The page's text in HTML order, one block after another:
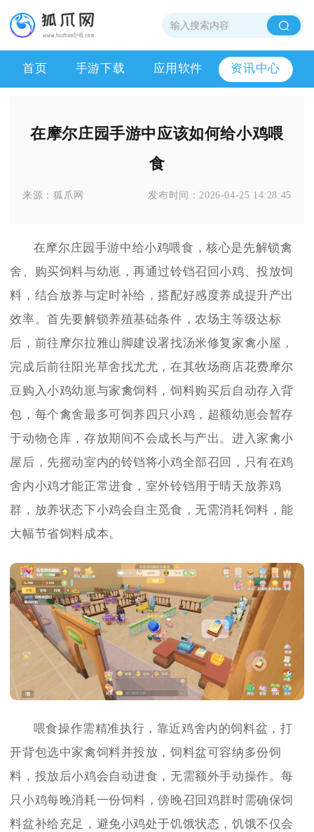
首页 手游下载 应用软件 资讯中心
在摩尔庄园手游中应该如何给小鸡喂
食
来源：狐爪网 发布时间：2026-04-25 14:28:45
在摩尔庄园手游中给小鸡喂食，核心是先解锁禽
舍、购买饲料与幼崽，再通过铃铛召回小鸡、投放饲
料，结合放养与定时补给，搭配好感度养成提升产出
效率。首先要解锁养殖基础条件，农场主等级达标
后，前往摩尔拉雅山脚建设署找汤米修复家禽小屋，
完成后前往阳光草舍找尤尤，在其牧场商店花费摩尔
豆购入小鸡幼崽与家禽饲料，饲料购买后自动存入背
包，每个禽舍最多可饲养四只小鸡，超额幼崽会暂存
于动物仓库，存放期间不会成长与产出。进入家禽小
屋后，先摇动室内的铃铛将小鸡全部召回，只有在鸡
舍内小鸡才能正常进食，室外铃铛用于晴天放养鸡
群，放养状态下小鸡会自主觅食，无需消耗饲料，能
大幅节省饲料成本。
喂食操作需精准执行，靠近鸡舍内的饲料盆，打
开背包选中家禽饲料并投放，饲料盆可容纳多份饲
料，投放后小鸡会自动进食，无需额外手动操作。每
只小鸡每晚消耗一份饲料，傍晚召回鸡群时需确保饲
料盆补给充足，避免小鸡处于饥饿状态，饥饿不仅会